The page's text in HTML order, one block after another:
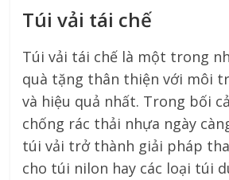
Túi vải tái chế
Túi vải tái chế là một trong
quà tặng thân thiện với môi
và hiệu quả nhất. Trong bối
chống rác thải nhựa ngày
túi vải trở thành giải pháp
cho túi nilon hay các loại túi